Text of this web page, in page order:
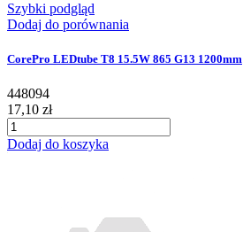
Szybki podgląd
Dodaj do porównania
CorePro LEDtube T8 15.5W 865 G13 1200mm
448094
17,10 zł
Dodaj do koszyka